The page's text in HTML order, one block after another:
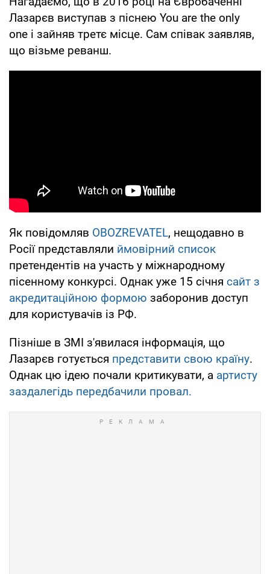
Лазарєв виступав з піснею You are the only
one і зайняв третє місце. Сам співак заявляв,
що візьме реванш.
Як повідомляв OBOZREVATEL, нещодавно в
Росії представляли ймовірний список
претендентів на участь у міжнародному
пісенному конкурсі. Однак уже 15 січня сайт з
акредитаційною формою заборонив доступ
для користувачів із РФ.
Пізніше в ЗМІ з'явилася інформація, що
Лазарєв готується представити свою країну.
Однак цю ідею почали критикувати, а артисту
заздалегідь передбачили провал.